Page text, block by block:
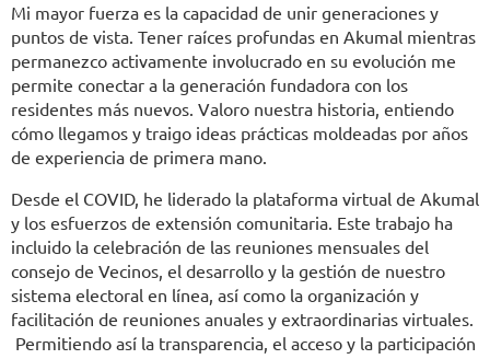
Mi mayor fuerza es la capacidad de unir generaciones y
puntos de vista. Tener raíces profundas en Akumal mientras
permanezco activamente involucrado en su evolución me
permite conectar a la generación fundadora con los
residentes más nuevos. Valoro nuestra historia, entiendo
cómo llegamos y traigo ideas prácticas moldeadas por años
de experiencia de primera mano.
Desde el COVID, he liderado la plataforma virtual de Akumal
y los esfuerzos de extensión comunitaria. Este trabajo ha
incluido la celebración de las reuniones mensuales del
consejo de Vecinos, el desarrollo y la gestión de nuestro
sistema electoral en línea, así como la organización y
facilitación de reuniones anuales y extraordinarias virtuales.
Permitiendo así la transparencia, el acceso y la participación